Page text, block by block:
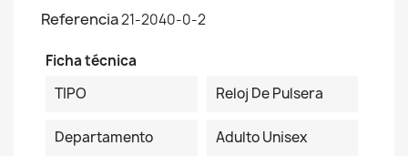
Referencia21-2040-0-2
Ficha técnica
TIPO
Reloj De Pulsera
Departamento Adulto Unisex